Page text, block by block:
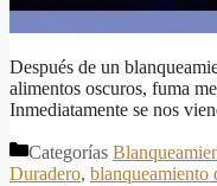
Después de un
alimentos oscuros, fuma
Inmediatamente se nos
Categorías
Duradero, blanqueamiento